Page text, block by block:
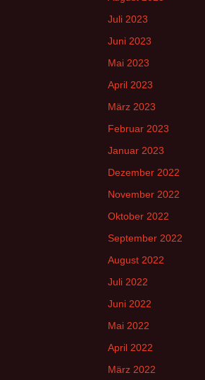
Juli 2023
Juni 2023
Mai 2023
April 2023
März 2023
Februar 2023
Januar 2023
Dezember 2022
November 2022
Oktober 2022
September 2022
August 2022
Juli 2022
Juni 2022
Mai 2022
April 2022
März 2022